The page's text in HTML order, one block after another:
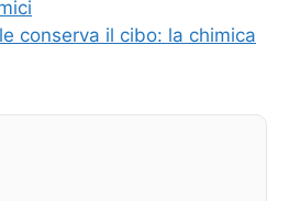
conserva il cibo: la chimica